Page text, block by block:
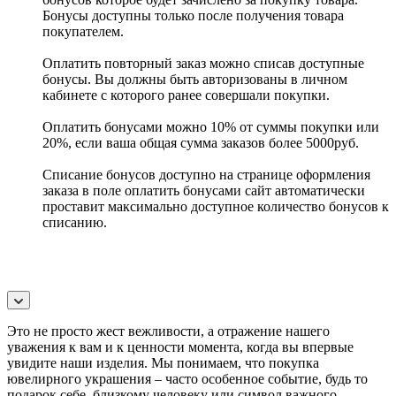
Бонусы доступны только после получения товара
покупателем.
Оплатить повторный заказ можно списав доступные
бонусы. Вы должны быть авторизованы в личном
кабинете с которого ранее совершали покупки.
Оплатить бонусами можно 10% от суммы покупки или
20%, если ваша общая сумма заказов более 5000руб.
Списание бонусов доступно на странице оформления
заказа в поле оплатить бонусами сайт автоматически
проставит максимально доступное количество бонусов к
списанию.
Это не просто жест вежливости, а отражение нашего
уважения к вам и к ценности момента, когда вы впервые
увидите наши изделия. Мы понимаем, что покупка
ювелирного украшения – часто особенное событие, будь то